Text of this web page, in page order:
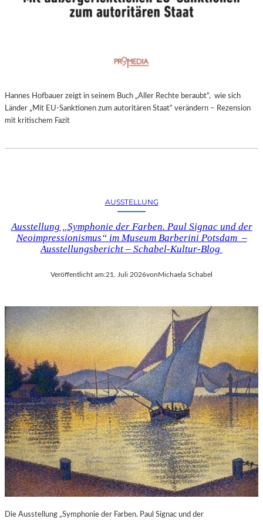
Hannes Hofbauer zeigt in seinem Buch „Aller Rechte beraubt“, wie sich
Länder „Mit EU-Sanktionen zum autoritären Staat“ verändern – Rezension
mit kritischem Fazit
AUSSTELLUNG
Ausstellung „Symphonie der Farben. Paul Signac und der
Neoimpressionismus“ im Museum Barberini Potsdam –
Ausstellungsbericht – Schabel-Kultur-Blog
Veröffentlicht am:21. Juli 2026vonMichaela Schabel
Die Ausstellung „Symphonie der Farben. Paul Signac und der